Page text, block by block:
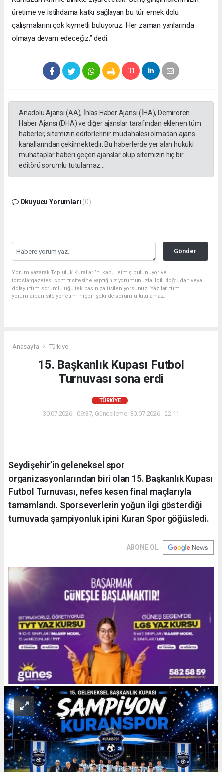
üretime ve istihdama katkı sağlayan bu tür emek dolu
çalışmalarını çok kıymetli buluyoruz. Her zaman yanlarında
olmaya devam edeceğiz.” dedi.
Anadolu Ajansı (AA), İhlas Haber Ajansı (İHA), Demirören
Haber Ajansı (DHA) ve diğer ajanslar tarafından eklenen tüm
haberler, sitemizin editörlerinin müdahalesi olmadan ajans
kanallarından çekilmektedir. Bu haberlerde yer alan hukuki
muhataplar haberi geçen ajanslar olup sitemizin hiç bir
editörü sorumlu tutulamaz...
Okuyucu Yorumları (0)
Gönder
Yorum yazarak Topluluk Kuralları’nı kabul etmiş bulunuyor ve
toroslargazetesi.com.tr sitesine yaptığınız yorumunuzla ilgili doğrudan veya
dolaylı tüm sorumluluğu tek başınıza üstleniyorsunuz. Yazılan tüm
yorumlardan site yönetimi hiçbir şekilde sorumlu tutulamaz.
Anasayfa Türkiye
15. Başkanlık Kupası Futbol
Turnuvası sona erdi
TÜRKIYE
30.07.2026 - 09:37, Güncelleme: 30.07.2026 - 22:11
Seydişehir’in geleneksel spor
organizasyonlarından biri olan 15. Başkanlık Kupası
Futbol Turnuvası, nefes kesen final maçlarıyla
tamamlandı. Sporseverlerin yoğun ilgi gösterdiği
turnuvada şampiyonluk ipini Kuran Spor göğüsledi.
ABONE OL